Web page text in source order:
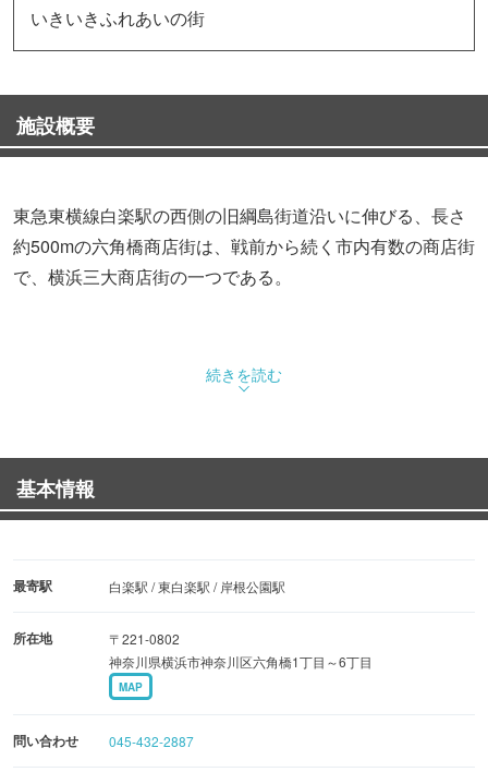
いきいきふれあいの街
施設概要
東急東横線白楽駅の西側の旧綱島街道沿いに伸びる、長さ
約500mの六角橋商店街は、戦前から続く市内有数の商店街
で、横浜三大商店街の一つである。
続きを読む
基本情報
最寄駅 白楽駅 / 東白楽駅 / 岸根公園駅
所在地
〒221-0802
神奈川県横浜市神奈川区六角橋1丁目～6丁目
MAP
問い合わせ 045-432-2887